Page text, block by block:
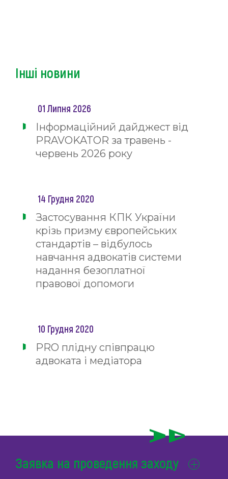
Інші новини
01 Липня 2026
Інформаційний дайджест від
PRAVOKATOR за травень -
червень 2026 року
14 Грудня 2020
Застосування КПК України
крізь призму європейських
стандартів – відбулось
навчання адвокатів системи
надання безоплатної
правової допомоги
10 Грудня 2020
PRO плідну співпрацю
адвоката і медіатора
Заявка на проведення заходу